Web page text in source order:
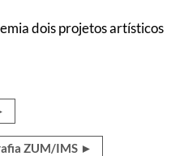
dois projetos artísticos
ZUM/IMS ►